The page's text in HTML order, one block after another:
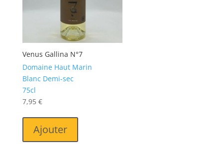
Venus Gallina N°7
Domaine Haut Marin
Blanc Demi-sec
75cl
7,95 €
Ajouter